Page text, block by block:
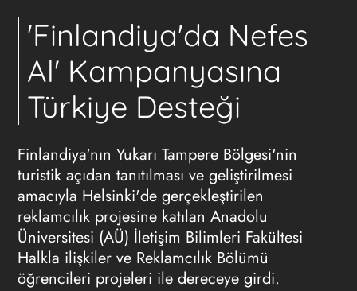
'Finlandiya'da Nefes
Al' Kampanyasına
Türkiye Desteği
Finlandiya'nın Yukarı Tampere Bölgesi'nin
turistik açıdan tanıtılması ve geliştirilmesi
amacıyla Helsinki'de gerçekleştirilen
reklamcılık projesine katılan Anadolu
Üniversitesi (AÜ) İletişim Bilimleri Fakültesi
Halkla ilişkiler ve Reklamcılık Bölümü
öğrencileri projeleri ile dereceye girdi.